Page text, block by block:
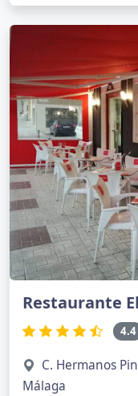
Restaurante
4.4
C. Hermanos
Málaga